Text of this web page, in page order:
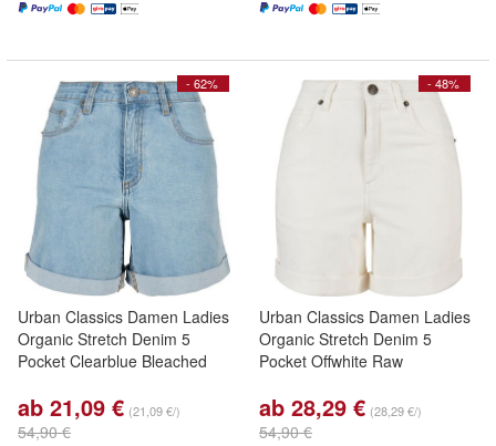
- 62%
Urban Classics Damen Ladies
Organic Stretch Denim 5
Pocket Clearblue Bleached
ab 21,09 € (21,09 €/)
54,90 €
- 48%
Urban Classics Damen Ladies
Organic Stretch Denim 5
Pocket Offwhite Raw
ab 28,29 € (28,29 €/)
54,90 €